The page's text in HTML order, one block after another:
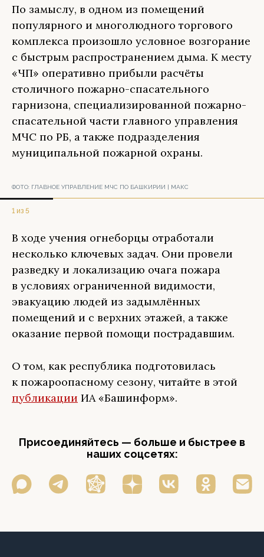
По замыслу, в одном из помещений
популярного и многолюдного торгового
комплекса произошло условное возгорание
с быстрым распространением дыма. К месту
«ЧП» оперативно прибыли расчёты
столичного пожарно-спасательного
гарнизона, специализированной пожарно-
спасательной части главного управления
МЧС по РБ, а также подразделения
муниципальной пожарной охраны.
ФОТО: ГЛАВНОЕ УПРАВЛЕНИЕ МЧС ПО БАШКИРИИ | МАКС
1 из 5
В ходе учения огнеборцы отработали
несколько ключевых задач. Они провели
разведку и локализацию очага пожара
в условиях ограниченной видимости,
эвакуацию людей из задымлённых
помещений и с верхних этажей, а также
оказание первой помощи пострадавшим.
О том, как республика подготовилась
к пожароопасному сезону, читайте в этой
публикации ИА «Башинформ».
Присоединяйтесь — больше и быстрее в
наших соцсетях: